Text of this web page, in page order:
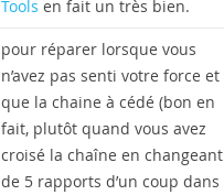
Tools en fait un très bien.
pour réparer lorsque vous
n’avez pas senti votre force et
que la chaine à cédé (bon en
fait, plutôt quand vous avez
croisé la chaîne en changeant
de 5 rapports d’un coup dans